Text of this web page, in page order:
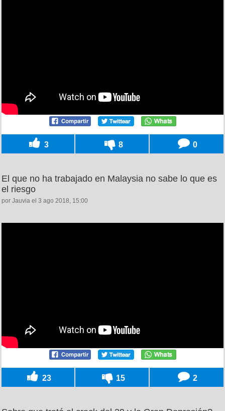
3 8 0
El que no ha trabajado en Malaysia no sabe lo que es
el riesgo
por Jauvia el 3 ago 2018, 15:00
23 15 2